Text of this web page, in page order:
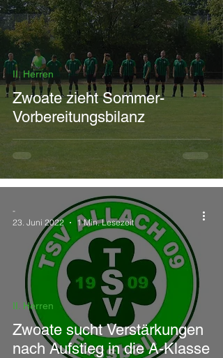
Zwoate zieht Sommer-
Vorbereitungsbilanz
II. Herren
Zwoate sucht Verstärkungen
nach Aufstieg in die A-Klasse
II. Herren
-
23. Juni 2022
1 Min. Lesezeit